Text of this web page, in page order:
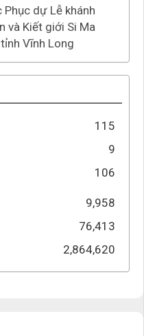
dự Lễ khánh
và Kiết giới Si Ma
Vĩnh Long
115
9
106
9,958
76,413
2,864,620